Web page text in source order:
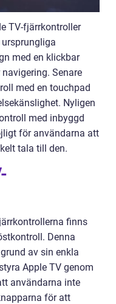
TV-fjärrkontroller
med en klickbar
Senare
med en touchpad
Nyligen
med inbyggd
för användarna att
tala till den.
finns
Denna
av sin enkla
Apple TV genom
användarna inte
för att